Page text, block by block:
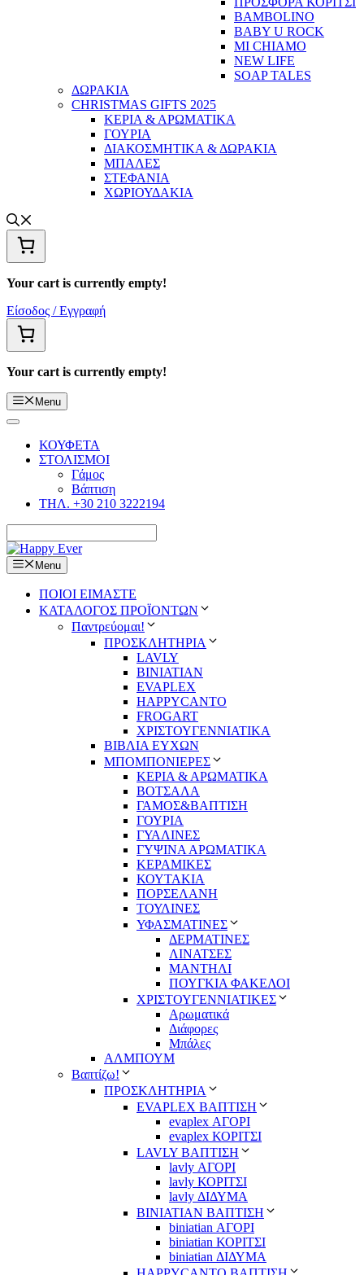
BAMBOLINO
BABY U ROCK
MI CHIAMO
NEW LIFE
SOAP TALES
ΔΩΡΑΚΙΑ
CHRISTMAS GIFTS 2025
ΚΕΡΙΑ & ΑΡΩΜΑΤΙΚΑ
ΓΟΥΡΙΑ
ΔΙΑΚΟΣΜΗΤΙΚΑ & ΔΩΡΑΚΙΑ
ΜΠΑΛΕΣ
ΣΤΕΦΑΝΙΑ
ΧΩΡΙΟΥΔΑΚΙΑ
Your cart is currently empty!
Είσοδος / Εγγραφή
Your cart is currently empty!
Menu
ΚΟΥΦΕΤΑ
ΣΤΟΛΙΣΜΟΙ
Γάμος
Βάπτιση
ΤΗΛ. +30 210 3222194
Menu
ΠΟΙΟΙ ΕΙΜΑΣΤΕ
ΚΑΤΑΛΟΓΟΣ ΠΡΟΪΟΝΤΩΝ
Παντρεύομαι!
ΠΡΟΣΚΛΗΤΗΡΙΑ
LAVLY
BINIATIAN
EVAPLEX
HAPPYCANTO
FROGART
ΧΡΙΣΤΟΥΓΕΝΝΙΑΤΙΚΑ
ΒΙΒΛΙΑ ΕΥΧΩΝ
ΜΠΟΜΠΟΝΙΕΡΕΣ
ΚΕΡΙΑ & ΑΡΩΜΑΤΙΚΑ
ΒΟΤΣΑΛΑ
ΓΑΜΟΣ&ΒΑΠΤΙΣΗ
ΓΟΥΡΙΑ
ΓΥΑΛΙΝΕΣ
ΓΥΨΙΝΑ ΑΡΩΜΑΤΙΚΑ
ΚΕΡΑΜΙΚΕΣ
ΚΟΥΤΑΚΙΑ
ΠΟΡΣΕΛΑΝΗ
ΤΟΥΛΙΝΕΣ
ΥΦΑΣΜΑΤΙΝΕΣ
ΔΕΡΜΑΤΙΝΕΣ
ΛΙΝΑΤΣΕΣ
ΜΑΝΤΗΛΙ
ΠΟΥΓΚΙΑ ΦΑΚΕΛΟΙ
ΧΡΙΣΤΟΥΓΕΝΝΙΑΤΙΚΕΣ
Αρωματικά
Διάφορες
Μπάλες
ΑΛΜΠΟΥΜ
Βαπτίζω!
ΠΡΟΣΚΛΗΤΗΡΙΑ
EVAPLEX ΒΑΠΤΙΣΗ
evaplex ΑΓΟΡΙ
evaplex ΚΟΡΙΤΣΙ
LAVLY ΒΑΠΤΙΣΗ
lavly ΑΓΟΡΙ
lavly ΚΟΡΙΤΣΙ
lavly ΔΙΔΥΜΑ
ΒΙΝΙΑΤΙΑΝ ΒΑΠΤΙΣΗ
biniatian ΑΓΟΡΙ
biniatian ΚΟΡΙΤΣΙ
biniatian ΔΙΔΥΜΑ